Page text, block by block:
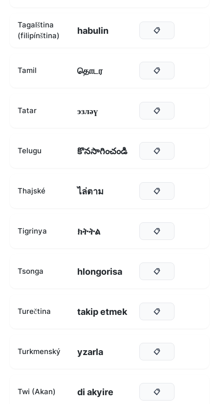
Tagalština
(filipínština)
habulin 📋
Tamil தொடர 📋
Tatar эзләү 📋
Telugu కొనసాగించండి 📋
Thajské ไล่ตาม 📋
Tigrinya ክትትል 📋
Tsonga hlongorisa 📋
Turečtina takip etmek 📋
Turkmenský yzarla 📋
Twi (Akan) di akyire 📋